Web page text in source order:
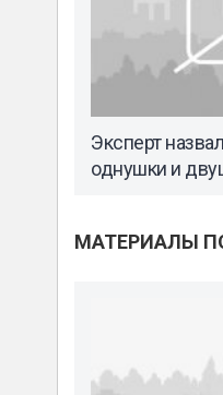
Эксперт
однушки и
МАТЕРИАЛЫ ПО